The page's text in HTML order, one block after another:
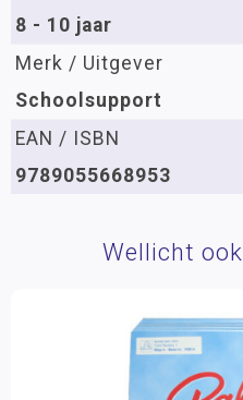
8 - 10 jaar
Merk / Uitgever
Schoolsupport
EAN / ISBN
9789055668953
Wellicht ook